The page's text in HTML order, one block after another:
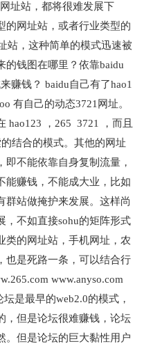
址站，都将很难发展下
的网址站，或者行业类型的
站，这种简单的模式迅速被
的钱图在哪里？依靠baidu
赚钱？ baidu自己有了hao1
有自己的动态3721网址。
hao123 ，265 3721 ，而且
结合的模式。其他的网址
不能依靠自身复制流量，
能赚钱，不能成大业，比如
群站做掩护来发展。这样尚
，不如直接sohu的矩阵形式
类的网址站，手机网址，农
也是死路一条，可以结合行
www.anyso.com
是最早的web2.0的模式，
，但是论坛很难赚钱，论坛
。但是论坛的巨大黏性用户